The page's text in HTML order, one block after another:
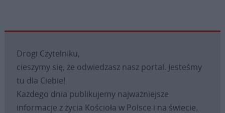
Drogi Czytelniku,
cieszymy się, że odwiedzasz nasz portal. Jesteśmy
tu dla Ciebie!
Każdego dnia publikujemy najważniejsze
informacje z życia Kościoła w Polsce i na świecie.